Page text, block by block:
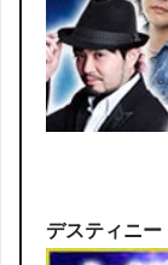
デスティニー